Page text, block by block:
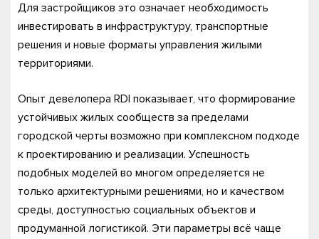
Для застройщиков это означает необходимость
инвестировать в инфраструктуру, транспортные
решения и новые форматы управления жилыми
территориями.
Опыт девелопера RDI показывает, что формирование
устойчивых жилых сообществ за пределами
городской черты возможно при комплексном подходе
к проектированию и реализации. Успешность
подобных моделей во многом определяется не
только архитектурными решениями, но и качеством
среды, доступностью социальных объектов и
продуманной логистикой. Эти параметры всё чаще